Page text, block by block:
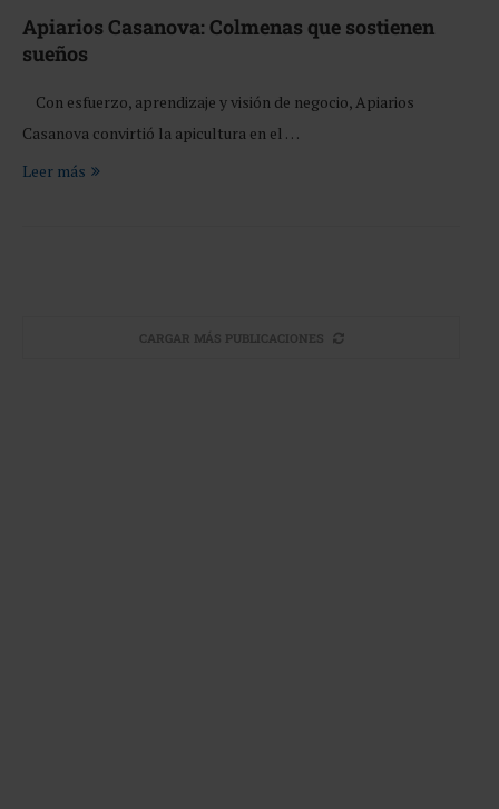
Apiarios Casanova: Colmenas que sostienen
sueños
Con esfuerzo, aprendizaje y visión de negocio, Apiarios
Casanova convirtió la apicultura en el …
Leer más
CARGAR MÁS PUBLICACIONES